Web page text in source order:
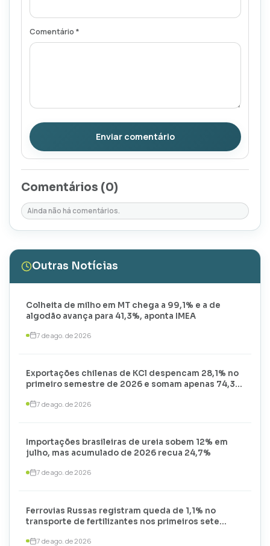
Comentário *
Enviar comentário
Comentários (0)
Ainda não há comentários.
Outras Notícias
Colheita de milho em MT chega a 99,1% e a de
algodão avança para 41,3%, aponta IMEA
7 de ago. de 2026
Exportações chilenas de KCl despencam 28,1% no
primeiro semestre de 2026 e somam apenas 74,3
7 de ago. de 2026
Importações brasileiras de ureia sobem 12% em
julho, mas acumulado de 2026 recua 24,7%
7 de ago. de 2026
Ferrovias Russas registram queda de 1,1% no
transporte de fertilizantes nos primeiros sete
7 de ago. de 2026